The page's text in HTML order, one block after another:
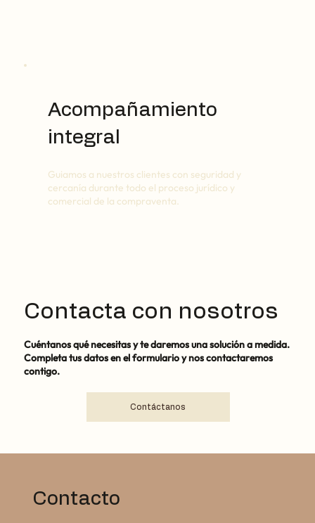
Acompañamiento
integral
Guiamos a nuestros clientes con seguridad y
cercanía durante todo el proceso jurídico y
comercial de la compraventa.
Contacta con nosotros
Cuéntanos qué necesitas y te daremos una solución a medida.
Completa tus datos en el formulario y nos contactaremos
contigo.
Contáctanos
Contacto